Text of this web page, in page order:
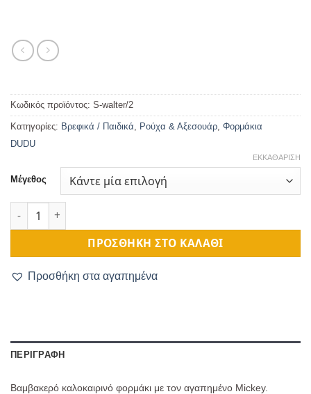
Κωδικός προϊόντος: S-walter/2
Κατηγορίες: Βρεφικά / Παιδικά Ρούχα & Αξεσουάρ Φορμάκια
DUDU
Μέγεθος
ΕΚΚΑΘΆΡΙΣΗ
ΠΡΟΣΘΉΚΗ ΣΤΟ ΚΑΛΆΘΙ
Προσθήκη στα αγαπημένα
ΠΕΡΙΓΡΑΦΉ
Bαμβακερό καλοκαιρινό φορμάκι με τον αγαπημένο Mickey.